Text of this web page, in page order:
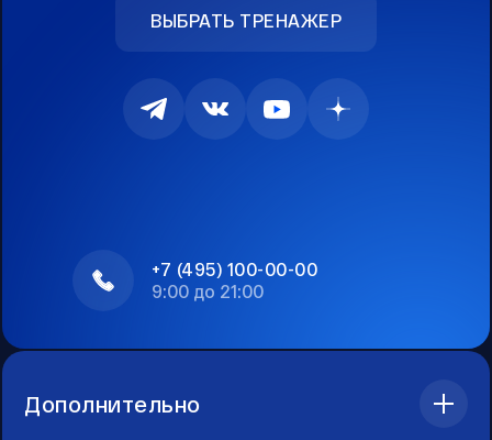
ВЫБРАТЬ ТРЕНАЖЕР
+7 (495) 100-00-00
9:00 до 21:00
Дополнительно